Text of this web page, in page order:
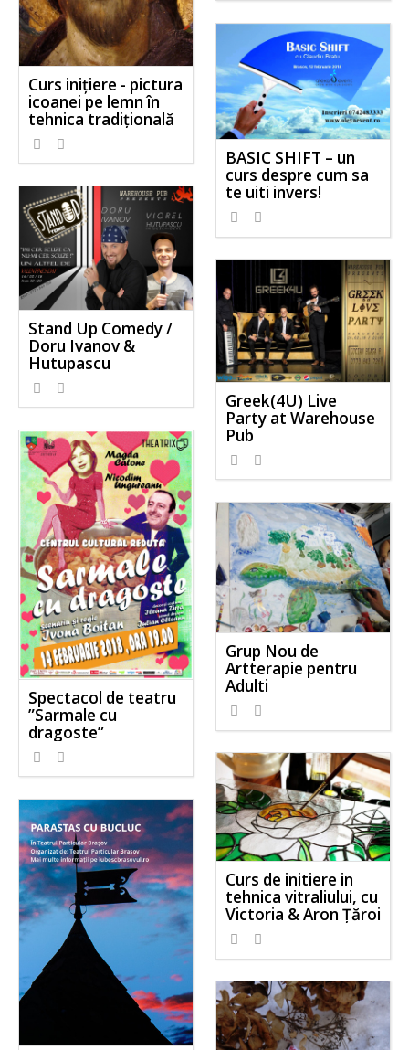
Curs inițiere - pictura
icoanei pe lemn în
tehnica tradițională
BASIC SHIFT – un
curs despre cum sa
te uiti invers!
Stand Up Comedy /
Doru Ivanov &
Hutupascu
Greek(4U) Live
Party at Warehouse
Pub
Spectacol de teatru
”Sarmale cu
dragoste”
Grup Nou de
Artterapie pentru
Adulti
Curs de initiere in
tehnica vitraliului, cu
Victoria & Aron Țăroi